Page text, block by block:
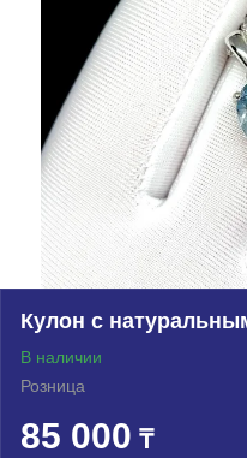
Кулон с
В наличии
Розница
85 000 ₸